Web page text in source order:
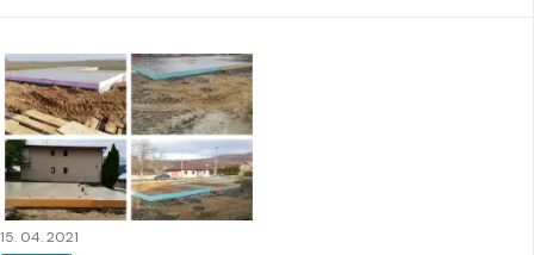
15. 04. 2021